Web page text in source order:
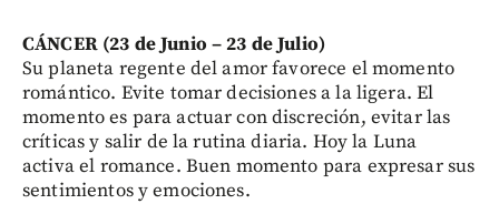
CÁNCER (23 de Junio – 23 de Julio)
Su planeta regente del amor favorece el momento
romántico. Evite tomar decisiones a la ligera. El
momento es para actuar con discreción, evitar las
críticas y salir de la rutina diaria. Hoy la Luna
activa el romance. Buen momento para expresar sus
sentimientos y emociones.